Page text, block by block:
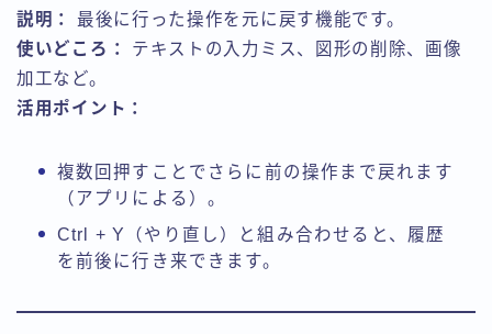
説明：
最後に行った操作を元に戻す機能です。
使いどころ：
テキストの入力ミス、図形の削除、画像
加工など。
活用ポイント：
複数回押すことでさらに前の操作まで戻れます
（アプリによる）。
Ctrl + Y（やり直し）と組み合わせると、履歴
を前後に行き来できます。